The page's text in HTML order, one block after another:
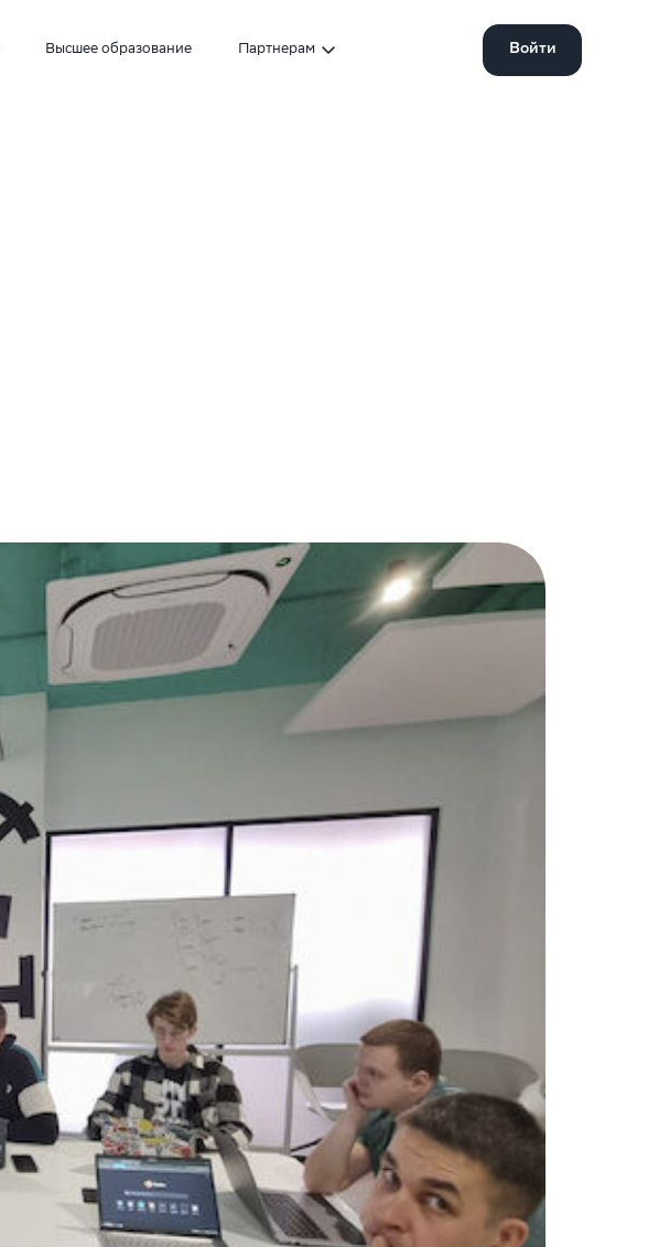
Высшее образование Партнерам Войти